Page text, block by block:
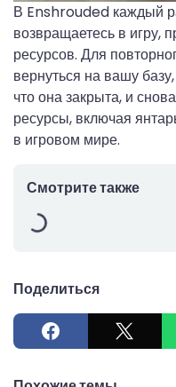
В Enshrouded каждый
возвращаетесь в игру,
ресурсов. Для
вернуться на вашу
что она закрыта, и
ресурсы, включая
в игровом мире.
Смотрите также
Поделиться